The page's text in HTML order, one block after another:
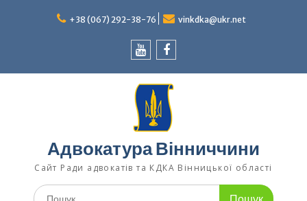
+38 (067) 292-38-76 vinkdka@ukr.net
Адвокатура Вінниччини
Сайт Ради адвокатів та КДКА Вінницької області
Шукати: